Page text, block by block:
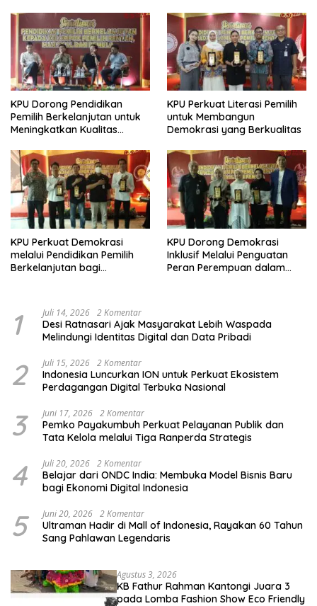
KPU Dorong Pendidikan
Pemilih Berkelanjutan untuk
Meningkatkan Kualitas
KPU Perkuat Literasi Pemilih
untuk Membangun
Demokrasi yang Berkualitas
KPU Perkuat Demokrasi
melalui Pendidikan Pemilih
Berkelanjutan bagi
KPU Dorong Demokrasi
Inklusif Melalui Penguatan
Peran Perempuan dalam
1 Juli 14, 2026 2 Komentar
Desi Ratnasari Ajak Masyarakat Lebih Waspada
Melindungi Identitas Digital dan Data Pribadi
2 Juli 15, 2026 2 Komentar
Indonesia Luncurkan ION untuk Perkuat Ekosistem
Perdagangan Digital Terbuka Nasional
3 Juni 17, 2026 2 Komentar
Pemko Payakumbuh Perkuat Pelayanan Publik dan
Tata Kelola melalui Tiga Ranperda Strategis
4 Juli 20, 2026 2 Komentar
Belajar dari ONDC India: Membuka Model Bisnis Baru
bagi Ekonomi Digital Indonesia
5 Juni 20, 2026 2 Komentar
Ultraman Hadir di Mall of Indonesia, Rayakan 60 Tahun
Sang Pahlawan Legendaris
Agustus 3, 2026
KB Fathur Rahman Kantongi Juara 3
pada Lomba Fashion Show Eco Friendly